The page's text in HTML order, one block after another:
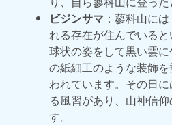
ビジンサマ ：蓼科山に
れる存在が住んでいると
球状の姿をして黒い雲
の紙細工のような装飾
われています。その日
る風習があり、山神信
す。